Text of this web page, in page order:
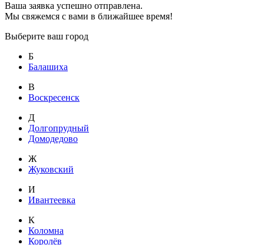
Ваша заявка успешно отправлена.
Мы свяжемся с вами в ближайшее время!
Выберите ваш город
Б
Балашиха
В
Воскресенск
Д
Долгопрудный
Домодедово
Ж
Жуковский
И
Ивантеевка
К
Коломна
Королёв